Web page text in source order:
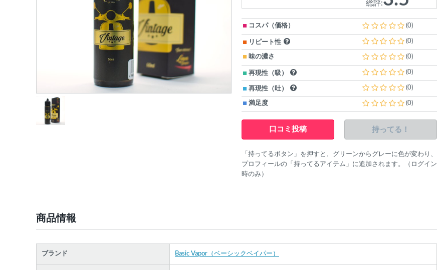
ショップ情報
総評:
コスパ（価格） (0)
リピート性 (0)
味の濃さ (0)
再現性（吸） (0)
再現性（吐） (0)
満足度 (0)
口コミ投稿 持ってる！
「持ってるボタン」を押すと、グリーンからグレーに色が変わり、
プロフィールの「持ってるアイテム」に追加されます。（ログイン
時のみ）
商品情報
ブランド Basic Vapor（ベーシックベイパー）